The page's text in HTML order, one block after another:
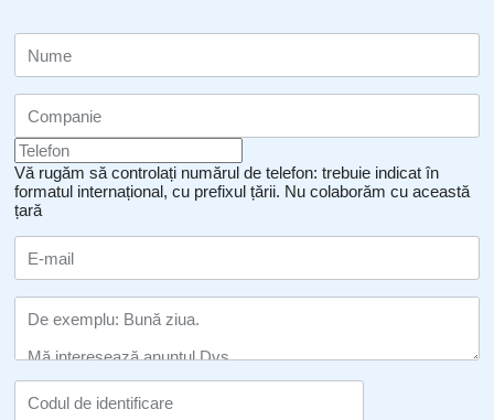
Vă rugăm să controlați numărul de telefon: trebuie indicat în
formatul internațional, cu prefixul țării. Nu colaborăm cu această
țară